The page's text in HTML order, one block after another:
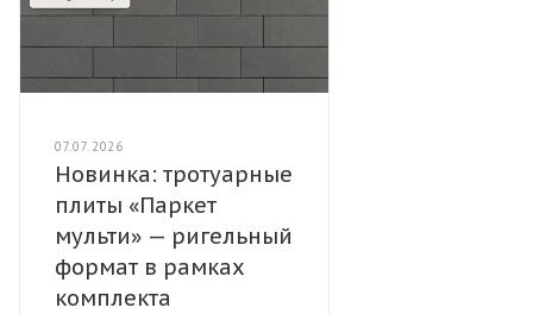
07.07.2026
Новинка: тротуарные
плиты «Паркет
мульти» — ригельный
формат в рамках
комплекта